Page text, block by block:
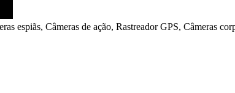
espiãs, Câmeras de ação, Rastreador GPS, Câmeras